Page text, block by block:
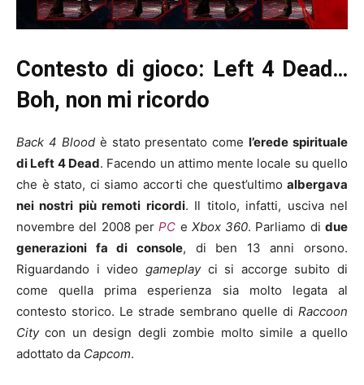
Contesto di gioco: Left 4 Dead…
Boh, non mi ricordo
Back 4 Bloodè stato presentato comel’erede spirituale
di Left 4 Dead. Facendo un attimo mente locale su quello
che è stato, ci siamo accorti che quest’ultimo albergava
nei nostri più remoti ricordi. Il titolo, infatti, usciva nel
novembre del 2008 perPC e Xbox 360. Parliamo didue
generazioni fa di console, di ben 13 anni orsono.
Riguardando i video gameplayci si accorge subito di
come quella prima esperienza sia molto legata al
contesto storico. Le strade sembrano quelle di Raccoon
Citycon un design degli zombie molto simile a quello
adottato da Capcom.